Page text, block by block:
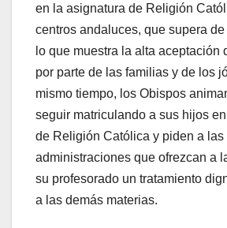
en la asignatura de Religión
centros andaluces, que supera
lo que muestra la alta aceptación
por parte de las familias y de los
mismo tiempo, los Obispos
seguir matriculando a sus hijos
de Religión Católica y piden a las
administraciones que ofrezcan a
su profesorado un tratamiento
a las demás materias.